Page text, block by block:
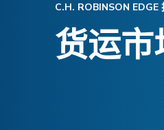
C.H. ROBINSON EDGE
货运